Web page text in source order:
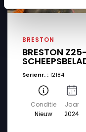
BRESTON
BRESTON
Serienr. :12184
Conditie
Nieuw
Jaar
2024